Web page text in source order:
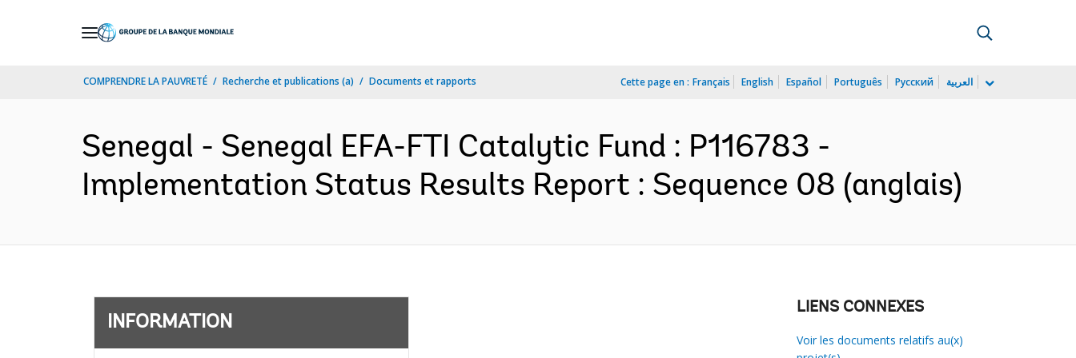
COMPRENDRE LA PAUVRETÉ Recherche et publications (a) Documents et rapports Cette page en : Français English Español Português Русский العربية
Senegal - Senegal EFA-FTI Catalytic Fund : P116783 -
Implementation Status Results Report : Sequence 08 (anglais)
INFORMATION
LIENS CONNEXES
Voir les documents relatifs au(x)